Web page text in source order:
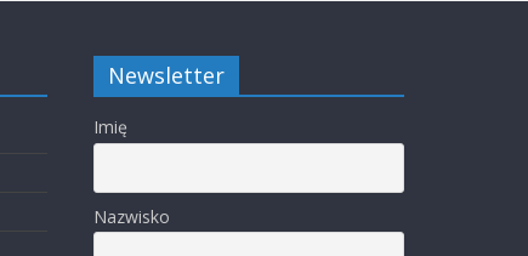
Newsletter
Imię
Nazwisko